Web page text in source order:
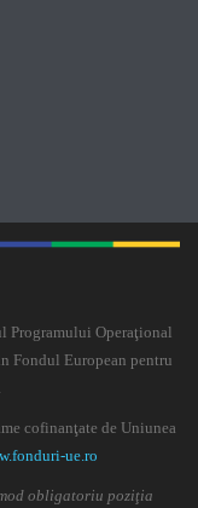
Programului Operaţional
Fondul European pentru
cofinanţate de Uniunea
ue.ro
obligatoriu poziţia